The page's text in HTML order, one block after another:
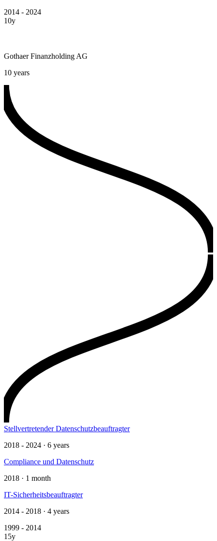
2014 - 2024
10y
Gothaer Finanzholding AG
10 years
Stellvertretender Datenschutzbeauftragter
2018 - 2024 · 6 years
Compliance und Datenschutz
2018 · 1 month
IT-Sicherheitsbeauftragter
2014 - 2018 · 4 years
1999 - 2014
15y